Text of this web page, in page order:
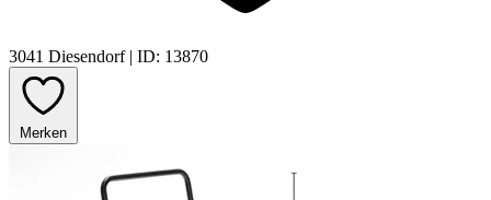
3041 Diesendorf | ID: 13870
Merken